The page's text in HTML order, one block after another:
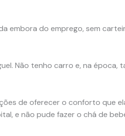
embora do emprego, sem
Não tenho carro e, na época,
de oferecer o conforto que
e não pude fazer o chá de